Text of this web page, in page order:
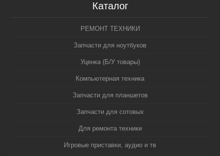
Каталог
РЕМОНТ ТЕХНИКИ
Запчасти для ноутбуков
Уценка (Б/У товары)
Компьютерная техника
Запчасти для планшетов
Запчасти для сотовых
Для ремонта техники
Игровые приставки, аудио и тв